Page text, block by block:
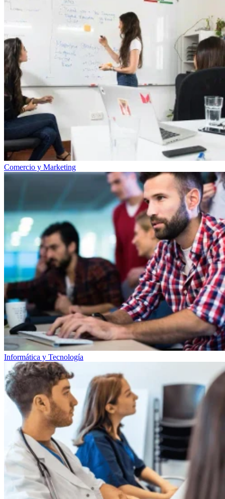
Comercio y Marketing
Informática y Tecnología